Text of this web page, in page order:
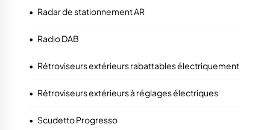
• Radar de stationnement AR
• Radio DAB
• Rétroviseurs extérieurs rabattables électriquement
• Rétroviseurs extérieurs à réglages électriques
• Scudetto Progresso